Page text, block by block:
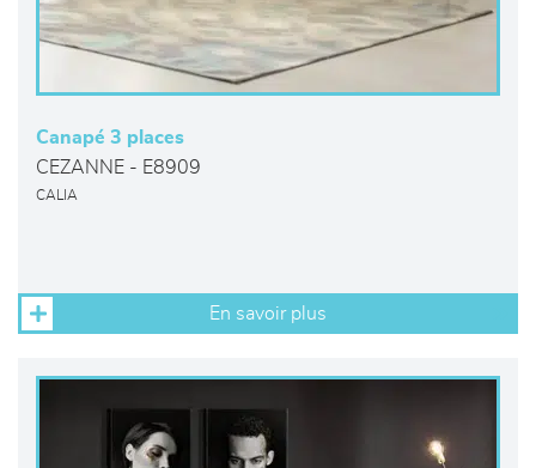
Canapé 3 places
CEZANNE - E8909
CALIA
En savoir plus